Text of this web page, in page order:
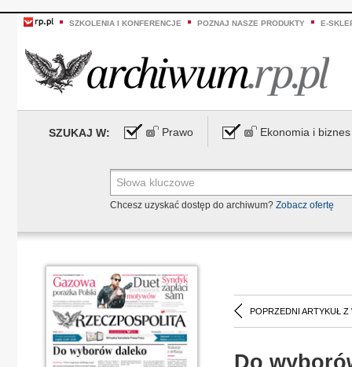
SZKOLENIA I KONFERENCJE POZNAJ NASZE PRODUKTY E-
SZUKAJ W: Prawo Ekonomia i biznes
Chcesz uzyskać dostęp do archiwum? Zobacz ofertę
POPRZEDNI ARTYKUŁ Z
Do